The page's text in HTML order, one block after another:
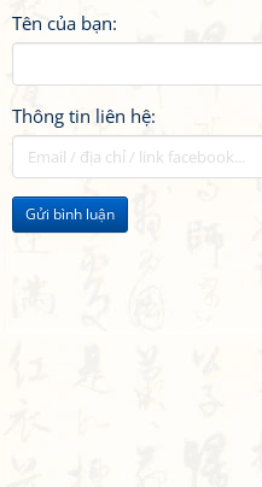
Tên của bạn:
Thông tin liên hệ:
Gửi bình luận